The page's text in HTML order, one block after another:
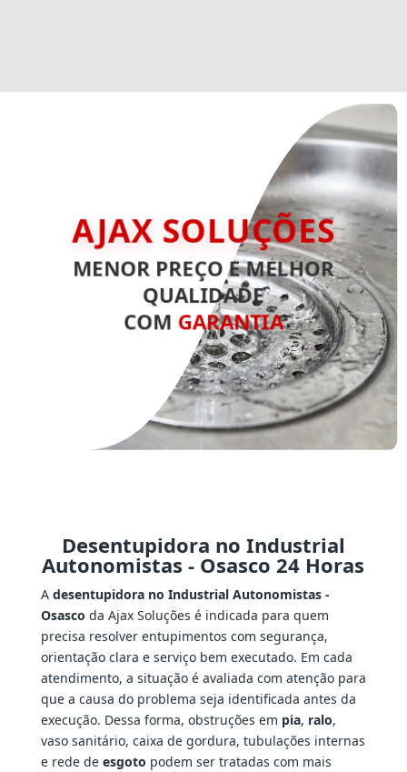
AJAX SOLUÇÕES
MENOR PREÇO E MELHOR
QUALIDADE
COM GARANTIA
Desentupidora no Industrial
Autonomistas - Osasco 24 Horas
A desentupidora no Industrial Autonomistas -
Osasco da Ajax Soluções é indicada para quem
precisa resolver entupimentos com segurança,
orientação clara e serviço bem executado. Em cada
atendimento, a situação é avaliada com atenção para
que a causa do problema seja identificada antes da
execução. Dessa forma, obstruções em pia, ralo,
vaso sanitário, caixa de gordura, tubulações internas
e rede de esgoto podem ser tratadas com mais